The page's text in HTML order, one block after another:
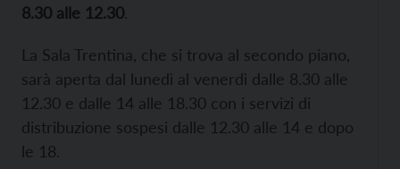
8.30 alle 12.30.
La Sala Trentina, che si trova al secondo piano,
sarà aperta dal lunedì al venerdì dalle 8.30 alle
12.30 e dalle 14 alle 18.30 con i servizi di
distribuzione sospesi dalle 12.30 alle 14 e dopo
le 18.